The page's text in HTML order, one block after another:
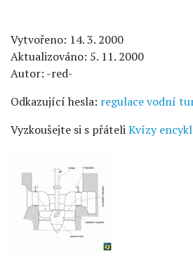
Vytvořeno: 14. 3. 2000
Aktualizováno: 5. 11. 2000
Autor: -red-
Odkazující hesla: regulace vodní
Vyzkoušejte si s přáteliKvízy